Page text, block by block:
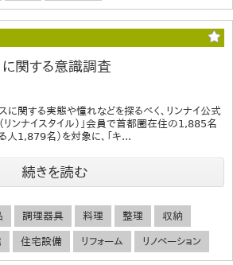
に関する意識調査
に関する実態や憧れなどを探るべく、リンナイ公式
リンナイスタイル）」会員で首都圏在住の1,885名
人1,879名）を対象に、「キ...
続きを読む
調理器具 料理 整理 収納
住宅設備 リフォーム リノベーション